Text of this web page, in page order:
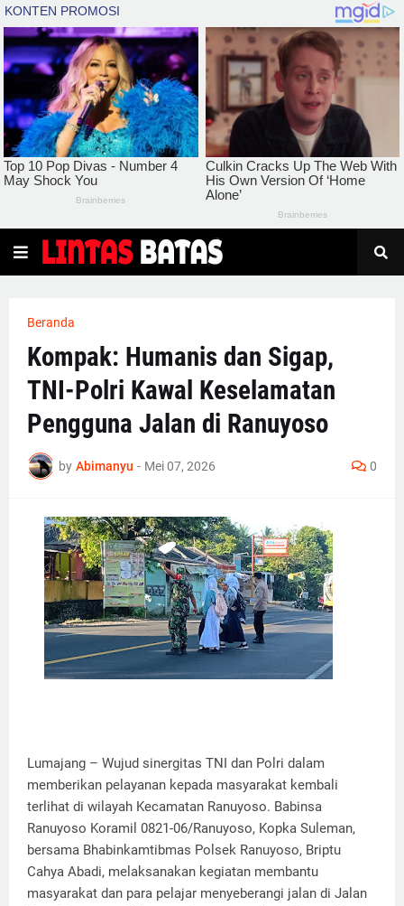
Beranda
Kompak: Humanis dan Sigap,
TNI-Polri Kawal Keselamatan
Pengguna Jalan di Ranuyoso
by Abimanyu - Mei 07, 2026 0
Lumajang – Wujud sinergitas TNI dan Polri dalam
memberikan pelayanan kepada masyarakat kembali
terlihat di wilayah Kecamatan Ranuyoso. Babinsa
Ranuyoso Koramil 0821-06/Ranuyoso, Kopka Suleman,
bersama Bhabinkamtibmas Polsek Ranuyoso, Briptu
Cahya Abadi, melaksanakan kegiatan membantu
masyarakat dan para pelajar menyeberangi jalan di Jalan